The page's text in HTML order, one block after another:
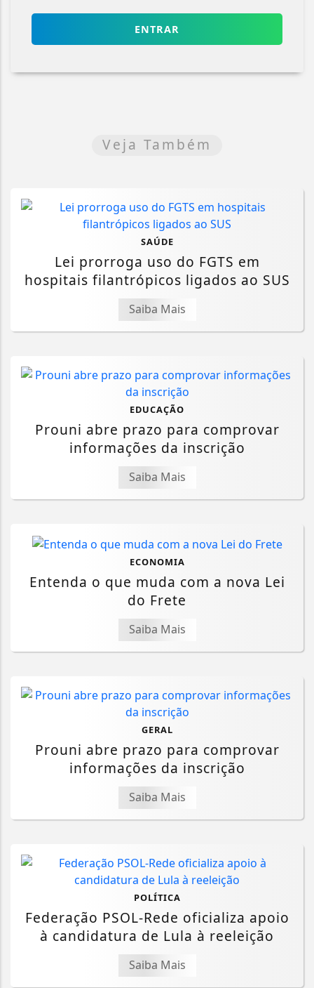
ENTRAR
Veja Também
SAÚDE
Lei prorroga uso do FGTS em
hospitais filantrópicos ligados ao SUS
Saiba Mais
EDUCAÇÃO
Prouni abre prazo para comprovar
informações da inscrição
Saiba Mais
ECONOMIA
Entenda o que muda com a nova Lei
do Frete
Saiba Mais
GERAL
Prouni abre prazo para comprovar
informações da inscrição
Saiba Mais
POLÍTICA
Federação PSOL-Rede oficializa apoio
à candidatura de Lula à reeleição
Saiba Mais